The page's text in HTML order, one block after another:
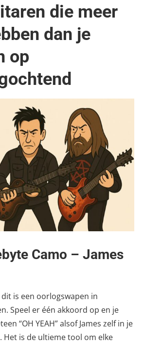
die meer
dan je
op
Camo – James
is een oorlogswapen in
Speel er één akkoord op en je
“OH YEAH” alsof James zelf in je
Het is de ultieme tool om elke